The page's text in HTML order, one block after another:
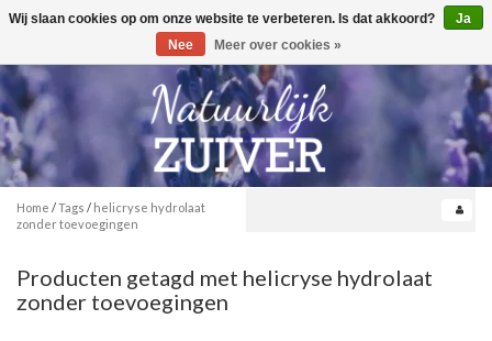
Toggle
0
Home /Tags / helicryse hydrolaat
zonder toevoegingen
Producten getagd met helicryse hydrolaat
zonder toevoegingen
Wij slaan cookies op om onze website te verbeteren. Is dat akkoord?
Ja
Nee
Meer over cookies »